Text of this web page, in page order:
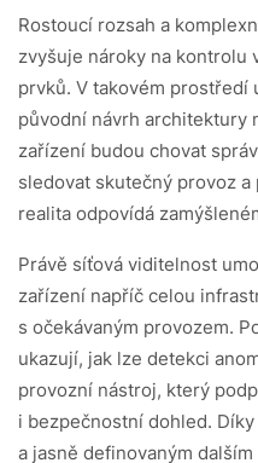
Rostoucí rozsah a
zvyšuje nároky na kontrolu
prvků. V takovém prostředí
původní návrh architektury
zařízení budou chovat
sledovat skutečný provoz
realita odpovídá
Právě síťová viditelnost
zařízení napříč celou
s očekávaným provozem.
ukazují, jak lze detekci
provozní nástroj, který
i bezpečnostní dohled.
a jasně definovaným